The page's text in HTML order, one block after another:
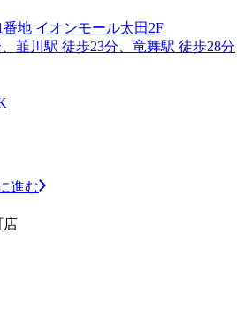
地 イオンモール太田2F
韮川駅 徒歩23分、竜舞駅 徒歩28分
進む
店